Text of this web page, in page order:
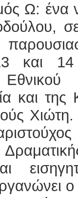
Ω: ένα
και
και της